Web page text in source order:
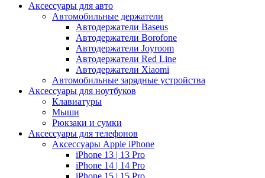
Аксессуары для авто
Автомобильные держатели
Автодержатели Baseus
Автодержатели Borofone
Автодержатели Joyroom
Автодержатели Red Line
Автодержатели Xiaomi
Автомобильные зарядные устройства
Аксессуары для ноутбуков
Клавиатуры
Мыши
Рюкзаки и сумки
Аксессуары для телефонов
Аксессуары Apple iPhone
iPhone 13 | 13 Pro
iPhone 14 | 14 Pro